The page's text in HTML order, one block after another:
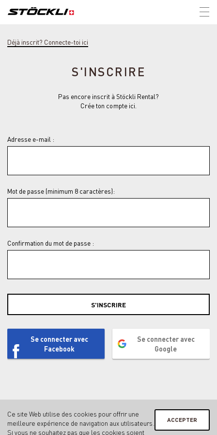
Déjà inscrit? Connecte-toi ici
S'INSCRIRE
Pas encore inscrit à Stöckli Rental?
Crée ton compte ici.
Adresse e-mail :
Mot de passe (minimum 8 caractères):
Confirmation du mot de passe :
S'INSCRIRE
Se connecter avec
Facebook
Se connecter avec
Google
Contact
Mentions légales & protection des données
ACCEPTER
Ce site Web utilise des cookies pour offrir une
meilleure expérience de navigation aux utilisateurs.
Si vous ne souhaitez pas que les cookies soient